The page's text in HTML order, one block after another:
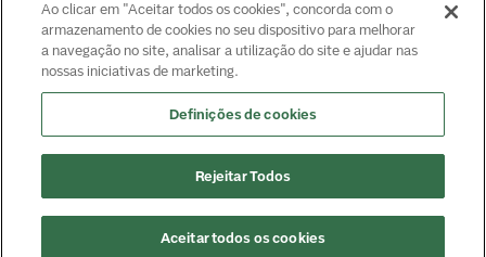
Certificações
Saiba mais sobre nossas certificações
Martin - CRM 239045
Ao clicar em "Aceitar todos os cookies", concorda com o
armazenamento de cookies no seu dispositivo para melhorar
a navegação no site, analisar a utilização do site e ajudar nas
nossas iniciativas de marketing.
Definições de cookies
Rejeitar Todos
Aceitar todos os cookies